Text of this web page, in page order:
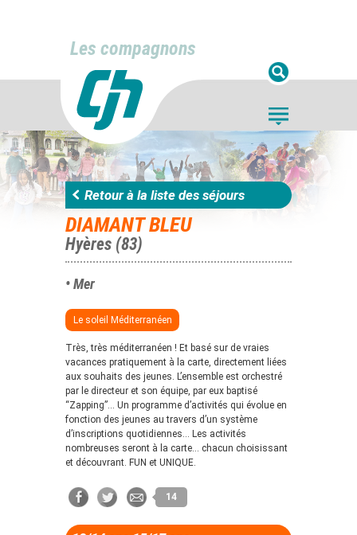
Les compagnons
Retour à la liste des séjours
DIAMANT BLEU
Hyères (83)
• Mer
Le soleil Méditerranéen
Très, très méditerranéen ! Et basé sur de vraies
vacances pratiquement à la carte, directement liées
aux souhaits des jeunes. L’ensemble est orchestré
par le directeur et son équipe, par eux baptisé
“Zapping”… Un programme d’activités qui évolue en
fonction des jeunes au travers d’un système
d’inscriptions quotidiennes… Les activités
nombreuses seront à la carte… chacun choisissant
et découvrant. FUN et UNIQUE.
14